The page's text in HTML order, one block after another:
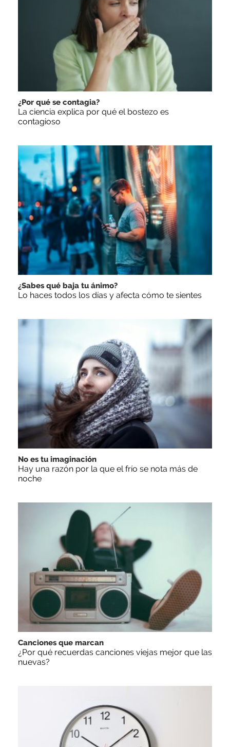
¿Por qué se contagia?
La ciencia explica por qué el bostezo es
contagioso
¿Sabes qué baja tu ánimo?
Lo haces todos los días y afecta cómo te sientes
No es tu imaginación
Hay una razón por la que el frío se nota más de
noche
Canciones que marcan
¿Por qué recuerdas canciones viejas mejor que las
nuevas?